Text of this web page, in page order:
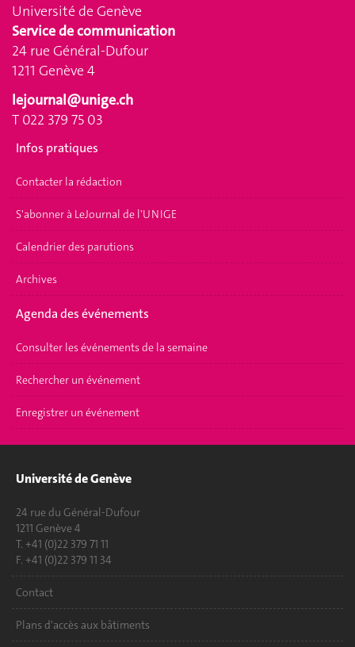
Université de Genève
Service de communication
24 rue Général-Dufour
1211 Genève 4
lejournal@unige.ch
T 022 379 75 03
Infos pratiques
Contacter la rédaction
S'abonner à LeJournal de l'UNIGE
Calendrier des parutions
Archives
Agenda des événements
Consulter les événements de la semaine
Rechercher un événement
Enregistrer un événement
Université de Genève
24 rue du Général-Dufour
1211 Genève 4
T. +41 (0)22 379 71 11
F. +41 (0)22 379 11 34
Contact
Plans d'accès aux bâtiments